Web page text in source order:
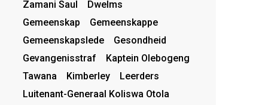
Zamani Saul
Dwelms
Gemeenskap
Gemeenskappe
Gemeenskapslede
Gesondheid
Gevangenisstraf
Kaptein Olebogeng
Tawana
Kimberley
Leerders
Luitenant-Generaal Koliswa Otola